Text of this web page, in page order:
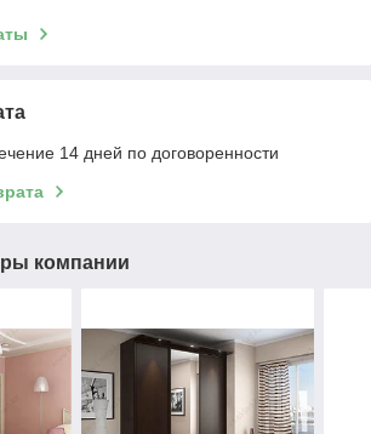
14 дней по договоренности
компании